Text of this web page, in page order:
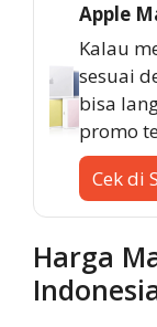
Apple
Kalau
sesuai
bisa
promo
Cek di
Harga